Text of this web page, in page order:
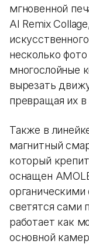
мгновенной
AI Remix
несколько
многослойные
вырезать
превращая их
Также в
магнитный
который
оснащен
светятся сами
работает как
основной